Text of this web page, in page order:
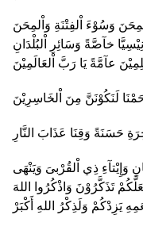
وَسُوْءَ اْلفِتْنَةِ وَاْلمِحَنَ
خآصَّةً وَسَائِرِ اْلبُلْدَانِ
وَإِيْتآءِ ذِي اْلقُرْبىَ وَيَنْهَى
تَذَكَّرُوْنَ وَاذْكُرُوا اللهَ
يَزِدْكُمْ وَلَذِكْرُ اللهِ أَكْبَرْ